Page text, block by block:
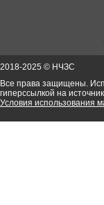
2018-2025 © НЧЗС
Все права защищены.
гиперссылкой на
Условия использования